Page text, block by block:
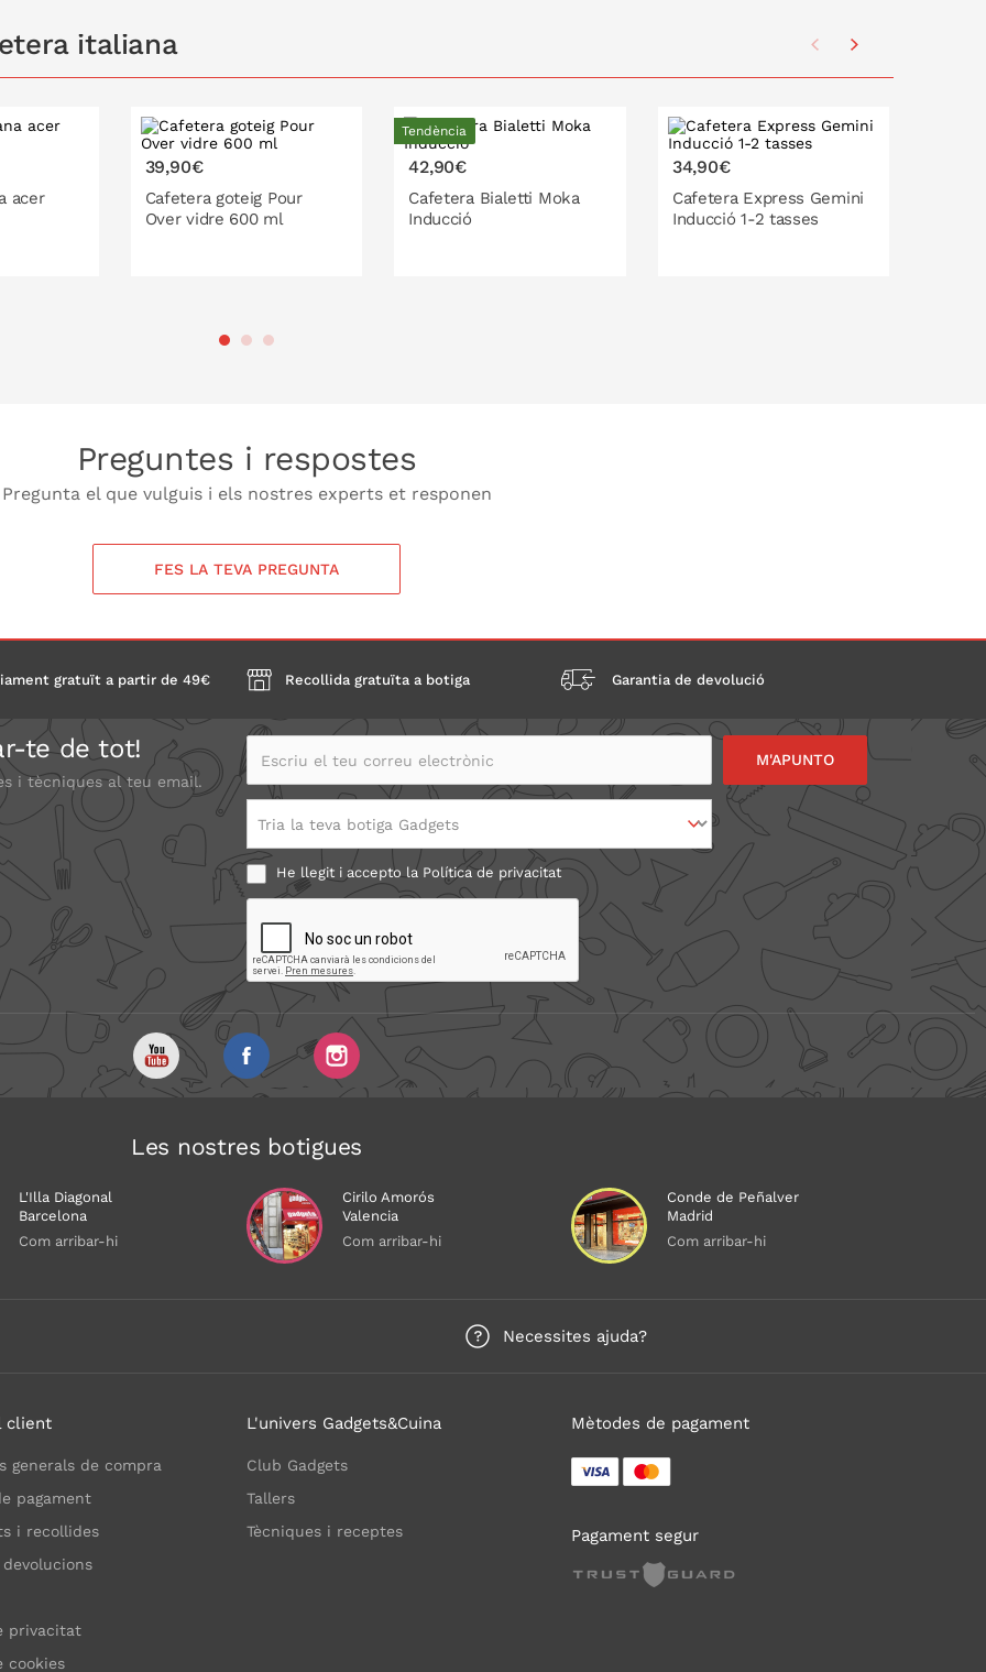
a fons de l'olla. És aconsellable no
sobrepassi a les vores de la cafetera de
Quan la part superior estigui plena
utilitzar detergent
italiana
acer
39,90€
Cafetera goteig Pour
Over vidre 600 ml
Tendència
42,90€
Cafetera Bialetti Moka
Inducció
34,90€
Cafetera Express Gemini
Inducció 1-2 tasses
Preguntes i respostes
Pregunta el que vulguis i els nostres experts et responen
FES LA TEVA PREGUNTA
gratuït a partir de 49€ Recollida gratuïta a botiga Garantia de devolució
te de tot!
i tècniques al teu email.
Escriu el teu correu electrònic
Tria la teva botiga Gadgets
He llegit i accepto la Política de privacitat
Les nostres botigues
L'Illa Diagonal
Barcelona
Com arribar-hi
Cirilo Amorós
Valencia
Com arribar-hi
Conde de Peñalver
Madrid
Com arribar-hi
Necessites ajuda?
client
generals de compra
pagament
i recollides
privacitat
cookies
L'univers Gadgets&Cuina
Club Gadgets
Tallers
Tècniques i receptes
Mètodes de pagament
Pagament segur